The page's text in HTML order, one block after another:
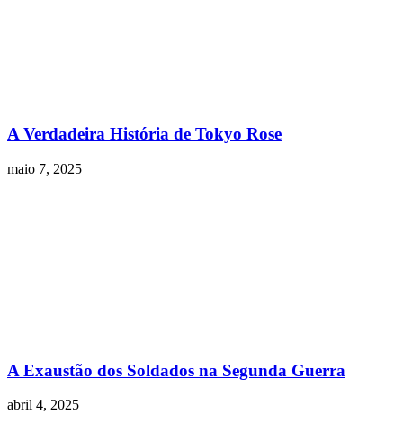
A Verdadeira História de Tokyo Rose
maio 7, 2025
A Exaustão dos Soldados na Segunda Guerra
abril 4, 2025